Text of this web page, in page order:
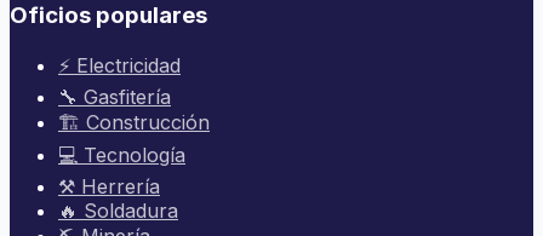
Oficios populares
⚡ Electricidad
🔧 Gasfitería
🏗️ Construcción
💻 Tecnología
⚒️ Herrería
🔥 Soldadura